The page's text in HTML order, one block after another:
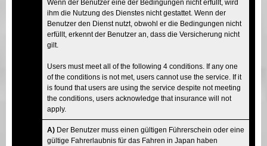
Wenn der Benutzer eine der Bedingungen nicht erfüllt, wird
ihm die Nutzung des Dienstes nicht gestattet. Wenn der
Benutzer den Dienst nutzt, obwohl er die Bedingungen nicht
erfüllt, erkennt der Benutzer an, dass die Versicherung nicht
gilt.
Users must meet all of the following 4 conditions. If any one
of the conditions is not met, users cannot use the service. If it
is found that users are using the service despite not meeting
the conditions, users acknowledge that insurance will not
apply.
A) Der Benutzer muss einen gültigen Führerschein oder eine
gültige Fahrerlaubnis für das Fahren in Japan haben